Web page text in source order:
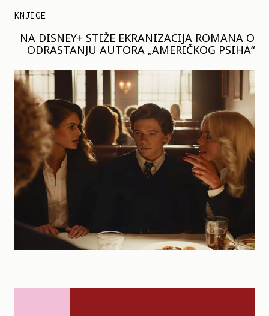
KNJIGE
NA DISNEY+ STIŽE EKRANIZACIJA ROMANA O
ODRASTANJU AUTORA „AMERIČKOG PSIHA“